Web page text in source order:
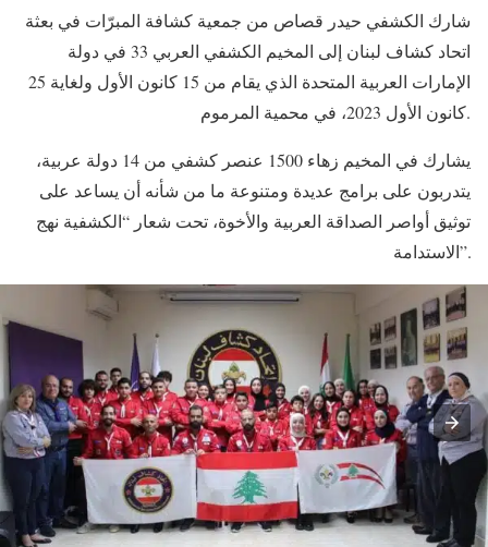
شارك الكشفي حيدر قصاص من جمعية كشافة المبرّات في بعثة
اتحاد كشاف لبنان إلى المخيم الكشفي العربي 33 في دولة
الإمارات العربية المتحدة الذي يقام من 15 كانون الأول ولغاية 25
كانون الأول 2023، في محمية المرموم.
يشارك في المخيم زهاء 1500 عنصر كشفي من 14 دولة عربية،
يتدربون على برامج عديدة ومتنوعة ما من شأنه أن يساعد على
توثيق أواصر الصداقة العربية والأخوة، تحت شعار “الكشفية نهج
الاستدامة”.